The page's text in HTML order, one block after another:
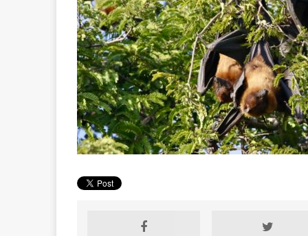
[ 7 février 2026 ]
[ 6 février 2026 ]
l’AVC chez
[ 5 février 2026 ]
[ 2 février 2026 ]